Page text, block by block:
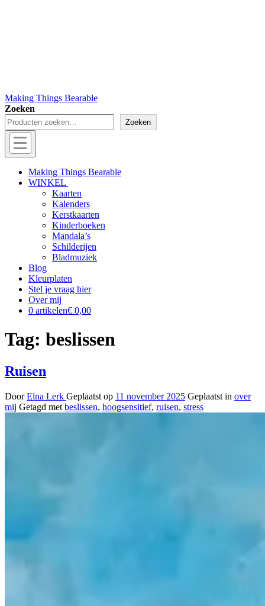
Making Things Bearable
Zoeken
Zoeken
Menu
Off
canvas
Making Things Bearable
WINKEL
Kaarten
Kalenders
Kerstkaarten
Kinderboeken
Mandala’s
Schilderijen
Bladmuziek
Blog
Kleurplaten
Stel je vraag hier
Over mij
0 artikelen€ 0,00
Tag: beslissen
Ruisen
DoorElna Lerk Geplaatst op 11 november 2025 Geplaatst in over
mij Getagd met beslissen, hoogsensitief, ruisen, stress